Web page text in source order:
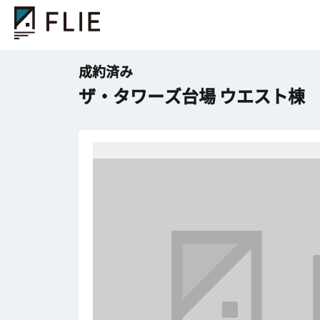
成約済み
ザ・タワーズ台場 ウエスト棟